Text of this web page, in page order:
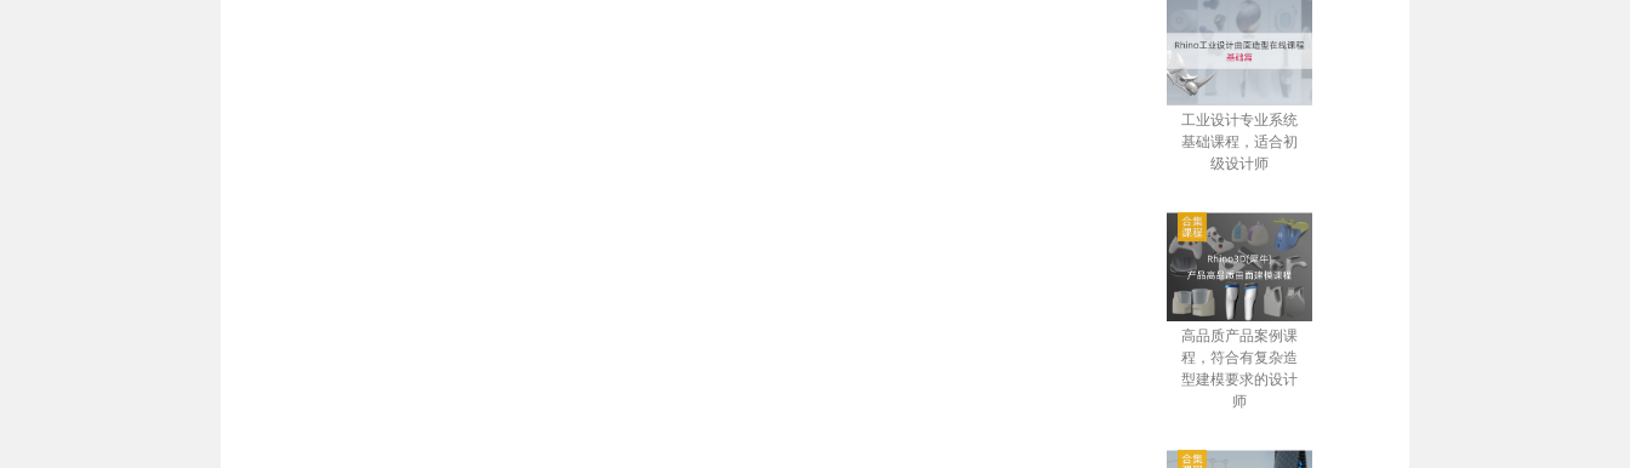
工业设计专业系统
基础课程，适合初
级设计师
高品质产品案例课
程，符合有复杂造
型建模要求的设计
师